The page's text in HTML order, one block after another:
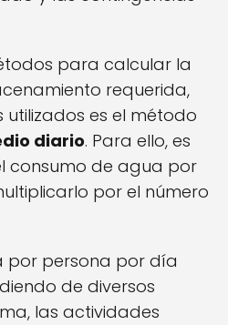
para calcular la
requerida,
es el método
diario. Para ello, es
consumo de agua por
por el número
por persona por día
de diversos
las actividades